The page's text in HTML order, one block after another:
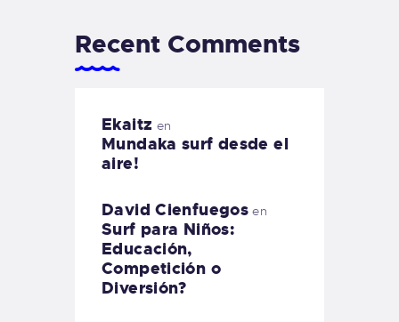
Recent Comments
Ekaitz en
Mundaka surf desde el
aire!
David Cienfuegos en
Surf para Niños:
Educación,
Competición o
Diversión?